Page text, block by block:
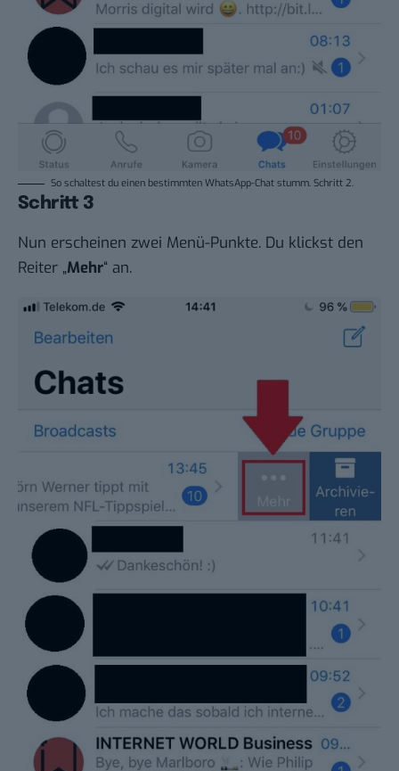
So schaltest du einen bestimmten WhatsApp-Chat stumm. Schritt 2.
Schritt 3
Nun erscheinen zwei Menü-Punkte. Du klickst den
Reiter „Mehr“ an.